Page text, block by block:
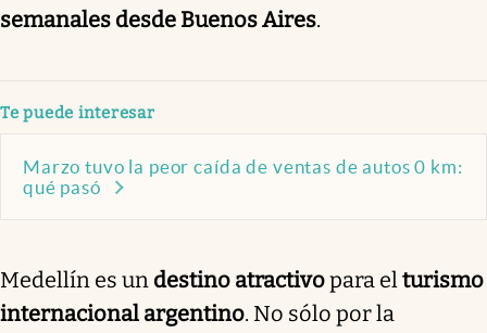
semanales desde Buenos Aires.
Te puede interesar
Marzo tuvo la peor caída de ventas de autos 0 km:
qué pasó
Medellín es un destino atractivopara elturismo
internacional argentino. No sólo por la